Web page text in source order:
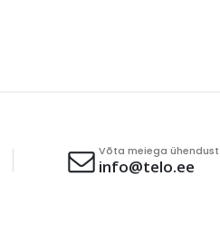
Võta meiega ühendust
info@telo.ee